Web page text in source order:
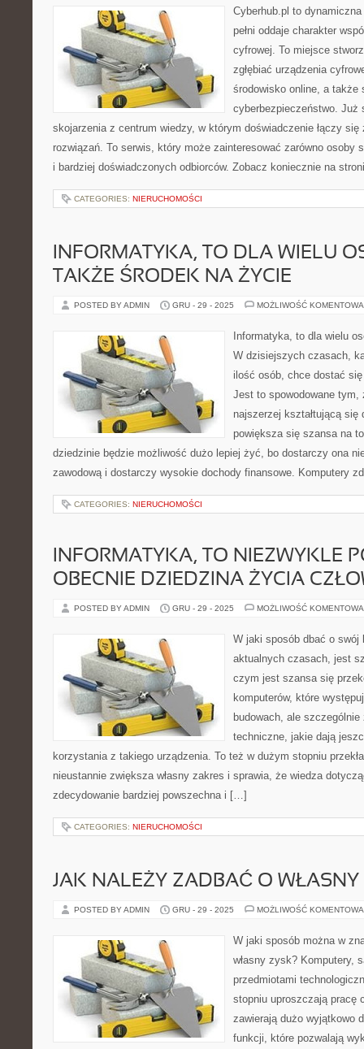
Cyberhub.pl to
pełni oddaje charakter
cyfrowej. To miejsce
zgłębiać urządzenia
środowisko online, a także
cyberbezpieczeństwo. Już
skojarzenia z centrum wiedzy, w którym doświadczenie łączy
rozwiązań. To serwis, który może zainteresować zarówno osoby
i bardziej doświadczonych odbiorców. Zobacz koniecznie na
CATEGORIES: NIERUCHOMOŚCI
INFORMATYKA, TO DLA WIELU
TAKŻE ŚRODEK NA ŻYCIE
POSTED BY ADMIN GRU - 29 - 2025 MOŻLIWOŚĆ
Informatyka, to dla wielu
W dzisiejszych czasach,
ilość osób, chce dostać
Jest to spowodowane
najszerzej kształtującą
powiększa się szansa na
dziedzinie będzie możliwość dużo lepiej żyć, bo dostarczy ona
zawodową i dostarczy wysokie dochody finansowe. Komputery
CATEGORIES: NIERUCHOMOŚCI
INFORMATYKA, TO NIEZWYKLE
OBECNIE DZIEDZINA ŻYCIA
POSTED BY ADMIN GRU - 29 - 2025 MOŻLIWOŚĆ
W jaki sposób dbać o swój
aktualnych czasach, jest
czym jest szansa się
komputerów, które
budowach, ale
techniczne, jakie dają
korzystania z takiego urządzenia. To też w dużym stopniu
nieustannie zwiększa własny zakres i sprawia, że wiedza
zdecydowanie bardziej powszechna i […]
CATEGORIES: NIERUCHOMOŚCI
JAK NALEŻY ZADBAĆ O WŁASNY
POSTED BY ADMIN GRU - 29 - 2025 MOŻLIWOŚĆ
W jaki sposób można w
własny zysk? Komputery,
przedmiotami
stopniu uproszczają pracę
zawierają dużo wyjątkowo
funkcji, które pozwalają